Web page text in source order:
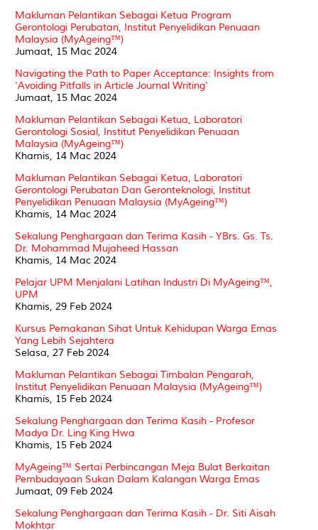
Makluman Pelantikan Sebagai Ketua Program
Gerontologi Perubatan, Institut Penyelidikan Penuaan
Malaysia (MyAgeing™)
Jumaat, 15 Mac 2024
Navigating the Path to Paper Acceptance: Insights from
'Avoiding Pitfalls in Article Journal Writing'
Jumaat, 15 Mac 2024
Makluman Pelantikan Sebagai Ketua, Laboratori
Gerontologi Sosial, Institut Penyelidikan Penuaan
Malaysia (MyAgeing™)
Khamis, 14 Mac 2024
Makluman Pelantikan Sebagai Ketua, Laboratori
Gerontologi Perubatan Dan Geronteknologi, Institut
Penyelidikan Penuaan Malaysia (MyAgeing™)
Khamis, 14 Mac 2024
Sekalung Penghargaan dan Terima Kasih - YBrs. Gs. Ts.
Dr. Mohammad Mujaheed Hassan
Khamis, 14 Mac 2024
Pelajar UPM Menjalani Latihan Industri Di MyAgeing™,
UPM
Khamis, 29 Feb 2024
Kursus Pemakanan Sihat Untuk Kehidupan Warga Emas
Yang Lebih Sejahtera
Selasa, 27 Feb 2024
Makluman Pelantikan Sebagai Timbalan Pengarah,
Institut Penyelidikan Penuaan Malaysia (MyAgeing™)
Khamis, 15 Feb 2024
Sekalung Penghargaan dan Terima Kasih - Profesor
Madya Dr. Ling King Hwa
Khamis, 15 Feb 2024
MyAgeing™ Sertai Perbincangan Meja Bulat Berkaitan
Pembudayaan Sukan Dalam Kalangan Warga Emas
Jumaat, 09 Feb 2024
Sekalung Penghargaan dan Terima Kasih - Dr. Siti Aisah
Mokhtar